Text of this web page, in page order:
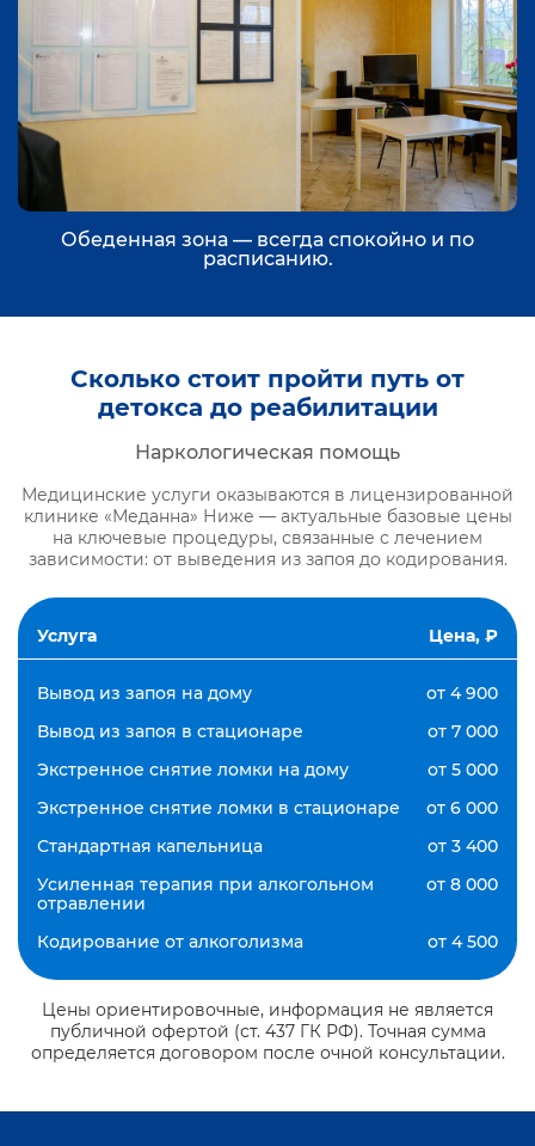
Обеденная зона — всегда спокойно и по
расписанию.
Сколько стоит пройти путь от
детокса до реабилитации
Наркологическая помощь
Медицинские услуги оказываются в лицензированной
клинике «Меданна» Ниже — актуальные базовые цены
на ключевые процедуры, связанные с лечением
зависимости: от выведения из запоя до кодирования.
Услуга Цена, ₽
Вывод из запоя на дому
от 4 900
Вывод из запоя в стационаре
от 7 000
Экстренное снятие ломки на дому
от 5 000
Экстренное снятие ломки в стационаре
от 6 000
Стандартная капельница
от 3 400
Усиленная терапия при алкогольном
отравлении
от 8 000
Кодирование от алкоголизма от 4 500
Цены ориентировочные, информация не является
публичной офертой (ст. 437 ГК РФ). Точная сумма
определяется договором после очной консультации.